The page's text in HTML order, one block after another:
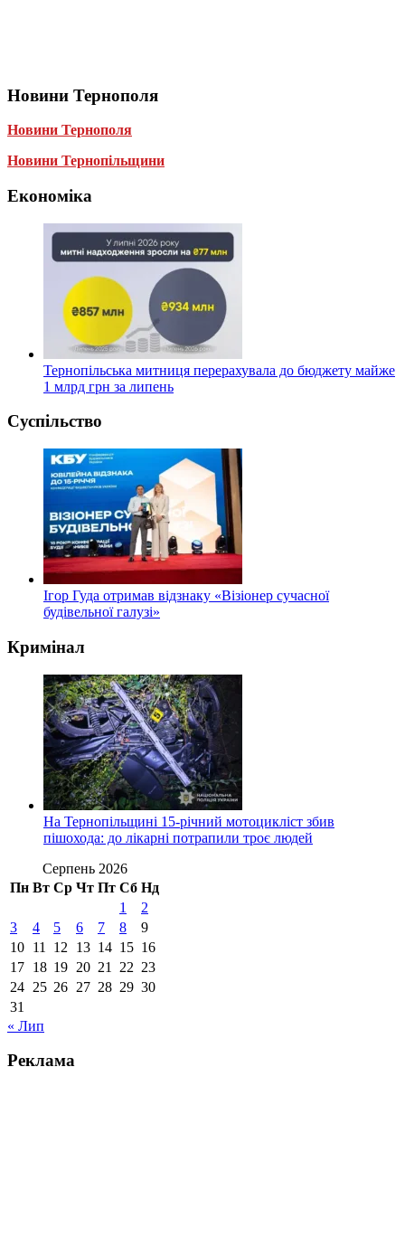
Новини Тернополя
Новини Тернополя
Новини Тернопільщини
Економіка
Тернопільська митниця перерахувала до бюджету майже
1 млрд грн за липень
Суспільство
Ігор Гуда отримав відзнаку «Візіонер сучасної
будівельної галузі»
Кримінал
На Тернопільщині 15-річний мотоцикліст збив
пішохода: до лікарні потрапили троє людей
Серпень 2026
Пн Вт Ср Чт Пт Сб Нд
1
2
3
4 5 6 7 8
9
10 11 12 13 14 15 16
17 18 19 20 21 22 23
24 25 26 27 28 29 30
31
« Лип
Реклама